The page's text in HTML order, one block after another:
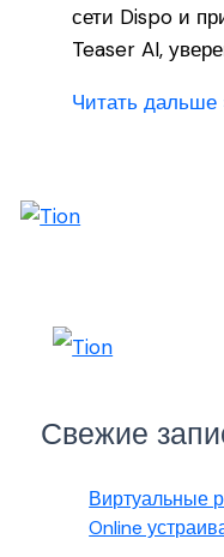
сети Dispo и
Teaser AI,
Читать дальше
Свежие
Виртуальные
Online